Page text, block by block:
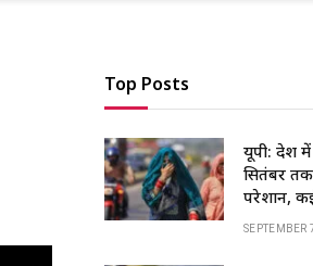
Top Posts
यूपी:
सितंबर
परेशान,
SEPTEMBER